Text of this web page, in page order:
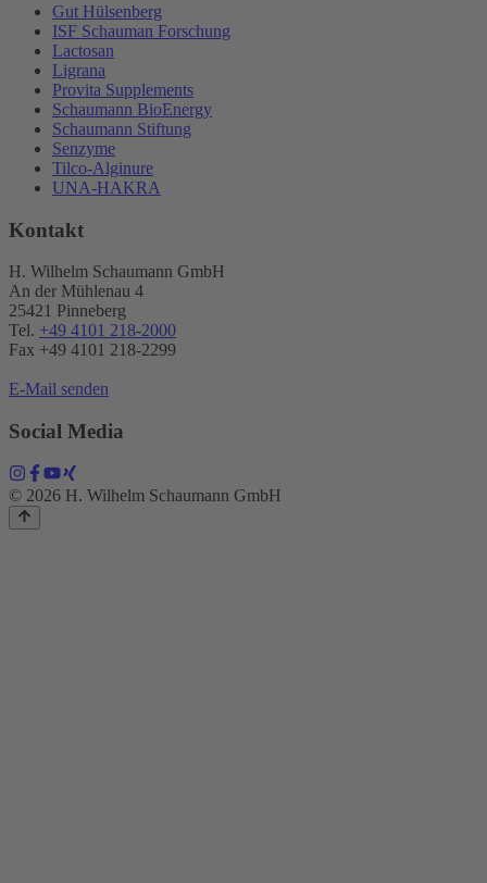
Gut Hülsenberg
ISF Schauman Forschung
Lactosan
Ligrana
Provita Supplements
Schaumann BioEnergy
Schaumann Stiftung
Senzyme
Tilco-Alginure
UNA-HAKRA
Kontakt
H. Wilhelm Schaumann GmbH
An der Mühlenau 4
25421 Pinneberg
Tel. +49 4101 218-2000
Fax +49 4101 218​-2299
E-Mail senden
Social Media
© 2026 H. Wilhelm Schaumann GmbH